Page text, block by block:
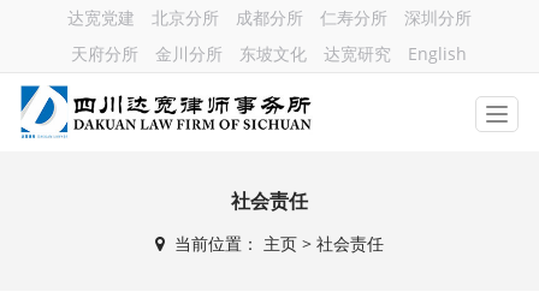
达宽党建 北京分所 成都分所 仁寿分所
深圳分所
天府分所
金川分所 东坡文化 达宽研究 English
社会责任
当前位置： 主页> 社会责任